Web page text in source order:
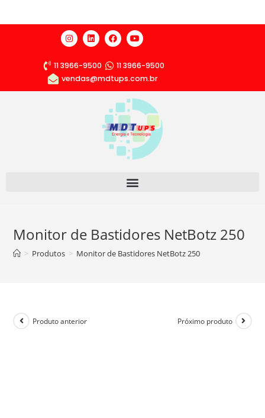
11 3966-9500
11 3966-9500
vendas@mdtups.com.br
Monitor de Bastidores NetBotz 250
> Produtos > Monitor de Bastidores NetBotz 250
Produto anterior Próximo produto